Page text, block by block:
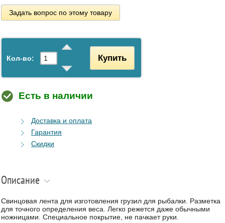
Задать вопрос по этому товару
Кол-во: Купить
Есть в наличии
Доставка и оплата
Гарантия
Скидки
Описание
Свинцовая лента для изготовления грузил для рыбалки. Разметка
для точного определения веса. Легко режется даже обычными
ножницами. Специальное покрытие, не пачкает руки.